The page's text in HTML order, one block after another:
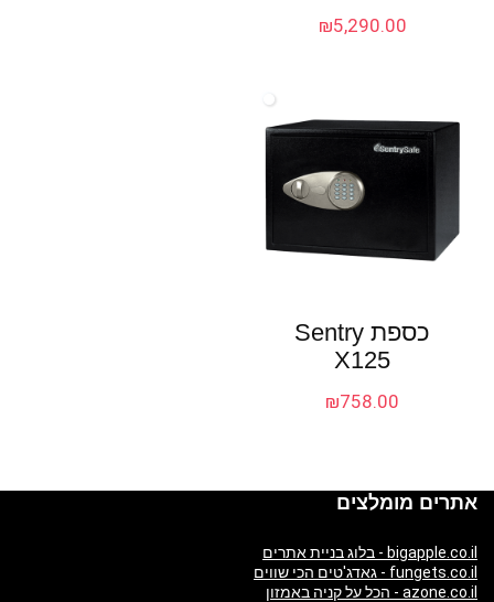
₪5,290.00
כספת Sentry
X125
₪758.00
אתרים מומלצים
bigapple.co.il - בלוג בניית אתרים
fungets.co.il - גאדג'טים הכי שווים
azone.co.il - הכל על קניה באמזון